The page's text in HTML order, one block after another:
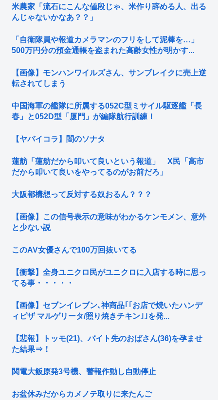
米農家「流石にこんな値段じゃ、米作り辞める人、出る
んじゃないかなあ？？」
「自衛隊員や報道カメラマンのフリをして泥棒を…」
500万円分の預金通帳を盗まれた高齢女性が明かす...
【画像】モンハンワイルズさん、サンブレイクに売上逆
転されてしまう
中国海軍の艦隊に所属する052C型ミサイル駆逐艦「長
春」と052D型「厦門」が編隊航行訓練！
【ヤバイコラ】闇のソナタ
蓮舫「蓮舫だから叩いて良いという報道」 X民「高市
だから叩いて良いをやってるのがお前だろ」
大阪都構想って反対する奴おるん？？？
【画像】この信号表示の意味がわかるケンモメン、意外
と少ない説
このAV女優さんで100万回抜いてる
【衝撃】全身ユニクロ民がユニクロに入店する時に思っ
てる事・・・・・
【画像】セブンイレブン､神商品｢｢お店で焼いたハンデ
ィピザ マルゲリータ/照り焼きチキン｣｣を発...
【悲報】トッモ(21)、バイト先のおばさん(36)を孕ませ
た結果⇒！
関電大飯原発3号機、警報作動し自動停止
お盆休みだからカメノテ取りに来たんご